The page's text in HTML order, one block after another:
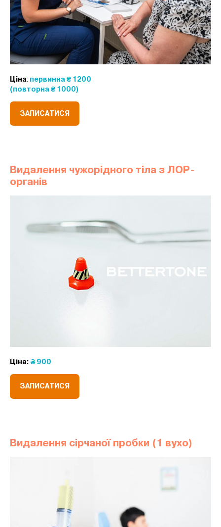
Ціна: первинна ₴ 1200
(повторна ₴ 1000)
ЗАПИСАТИСЯ
Видалення чужорідного тіла з ЛОР-
органів
Ціна: ₴ 900
ЗАПИСАТИСЯ
Видалення сірчаної пробки (1 вухо)